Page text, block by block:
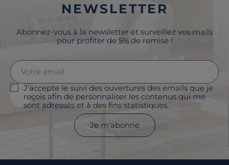
NEWSLETTER
Abonnez-vous à la newsletter et surveillez vos mails
pour profiter de 5% de remise !
J'accepte le suivi des ouvertures des emails que je
reçois afin de personnaliser les contenus qui me
sont adressés et à des fins statistiques.
Je m'abonne